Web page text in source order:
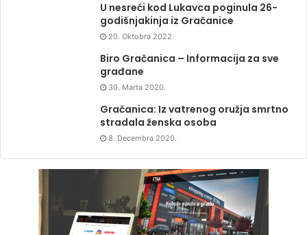
U nesreći kod Lukavca poginula 26-
godišnjakinja iz Gračanice
20. Oktobra 2022.
Biro Gračanica – Informacija za sve
građane
30. Marta 2020.
Gračanica: Iz vatrenog oružja smrtno
stradala ženska osoba
8. Decembra 2020.